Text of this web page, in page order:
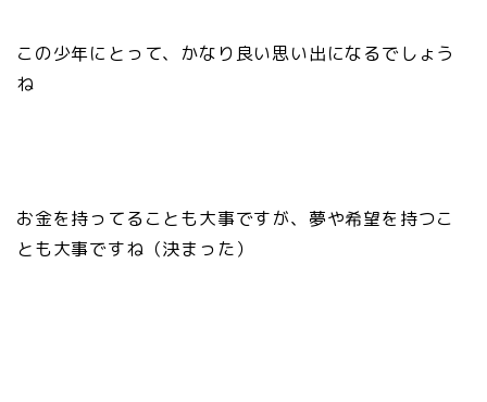
この少年にとって、かなり良い思い出になるでしょう
ね
お金を持ってることも大事ですが、夢や希望を持つこ
とも大事ですね（決まった）